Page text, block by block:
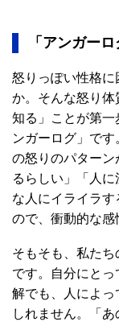
「アンガー
怒りっぽい性格に
か。そんな怒り
知る」ことが第
ンガーログ」で
の怒りのパターン
るらしい」「人
な人にイライラ
ので、衝動的な感
そもそも、私た
です。自分にと
解でも、人によっ
しれません。「あ